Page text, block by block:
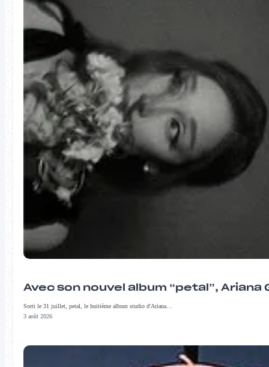
Avec son nouvel album “petal”,
Sorti le 31 juillet, petal, le huitième album studio d'Ariana…
3 août 2026